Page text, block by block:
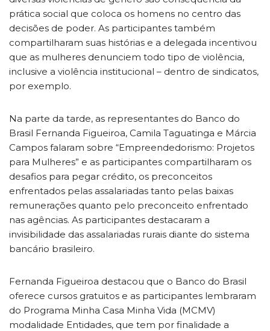
prática social que coloca os homens no centro das
decisões de poder. As participantes também
compartilharam suas histórias e a delegada incentivou
que as mulheres denunciem todo tipo de violência,
inclusive a violência institucional – dentro de sindicatos,
por exemplo.
Na parte da tarde, as representantes do Banco do
Brasil Fernanda Figueiroa, Camila Taguatinga e Márcia
Campos falaram sobre “Empreendedorismo: Projetos
para Mulheres” e as participantes compartilharam os
desafios para pegar crédito, os preconceitos
enfrentados pelas assalariadas tanto pelas baixas
remunerações quanto pelo preconceito enfrentado
nas agências. As participantes destacaram a
invisibilidade das assalariadas rurais diante do sistema
bancário brasileiro.
Fernanda Figueiroa destacou que o Banco do Brasil
oferece cursos gratuitos e as participantes lembraram
do Programa Minha Casa Minha Vida (MCMV)
modalidade Entidades, que tem por finalidade a